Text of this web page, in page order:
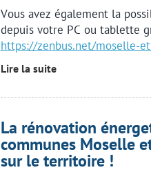
Vous avez également la
depuis votre PC ou tablette
https://zenbus.net/moselle-
Lire la suite
La rénovation
communes Moselle
sur le territoire !